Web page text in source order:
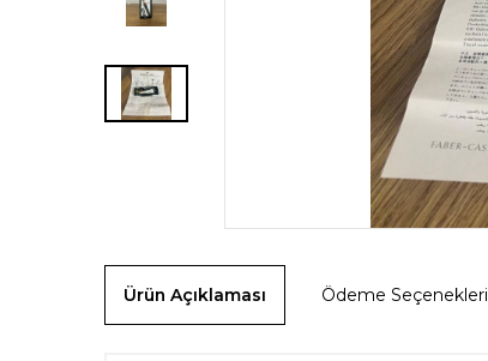
Ürün Açıklaması Ödeme Seçenekleri